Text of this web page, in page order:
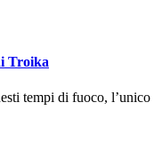
Troika
tempi di fuoco,